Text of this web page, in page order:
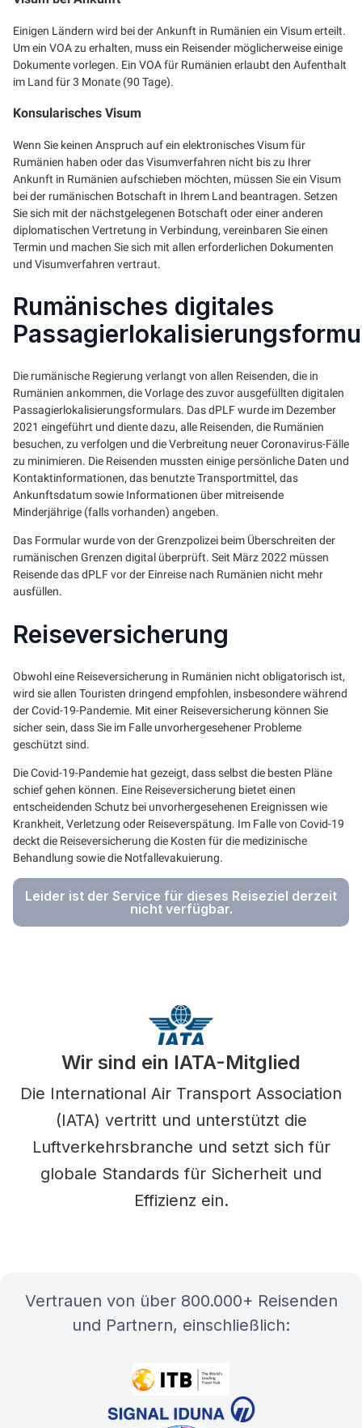
Einigen Ländern wird bei der Ankunft in Rumänien ein Visum erteilt.
Um ein VOA zu erhalten, muss ein Reisender möglicherweise einige
Dokumente vorlegen. Ein VOA für Rumänien erlaubt den Aufenthalt
im Land für 3 Monate (90 Tage).
Konsularisches Visum
Wenn Sie keinen Anspruch auf ein elektronisches Visum für
Rumänien haben oder das Visumverfahren nicht bis zu Ihrer
Ankunft in Rumänien aufschieben möchten, müssen Sie ein Visum
bei der rumänischen Botschaft in Ihrem Land beantragen. Setzen
Sie sich mit der nächstgelegenen Botschaft oder einer anderen
diplomatischen Vertretung in Verbindung, vereinbaren Sie einen
Termin und machen Sie sich mit allen erforderlichen Dokumenten
und Visumverfahren vertraut.
Rumänisches digitales
Die rumänische Regierung verlangt von allen Reisenden, die in
Rumänien ankommen, die Vorlage des zuvor ausgefüllten digitalen
Passagierlokalisierungsformulars. Das dPLF wurde im Dezember
2021 eingeführt und diente dazu, alle Reisenden, die Rumänien
besuchen, zu verfolgen und die Verbreitung neuer Coronavirus-Fälle
zu minimieren. Die Reisenden mussten einige persönliche Daten und
Kontaktinformationen, das benutzte Transportmittel, das
Ankunftsdatum sowie Informationen über mitreisende
Minderjährige (falls vorhanden) angeben.
Das Formular wurde von der Grenzpolizei beim Überschreiten der
rumänischen Grenzen digital überprüft. Seit März 2022 müssen
Reisende das dPLF vor der Einreise nach Rumänien nicht mehr
ausfüllen.
Reiseversicherung
Obwohl eine Reiseversicherung in Rumänien nicht obligatorisch ist,
wird sie allen Touristen dringend empfohlen, insbesondere während
der Covid-19-Pandemie. Mit einer Reiseversicherung können Sie
sicher sein, dass Sie im Falle unvorhergesehener Probleme
geschützt sind.
Die Covid-19-Pandemie hat gezeigt, dass selbst die besten Pläne
schief gehen können. Eine Reiseversicherung bietet einen
entscheidenden Schutz bei unvorhergesehenen Ereignissen wie
Krankheit, Verletzung oder Reiseverspätung. Im Falle von Covid-19
deckt die Reiseversicherung die Kosten für die medizinische
Behandlung sowie die Notfallevakuierung.
Leider ist der Service für dieses Reiseziel derzeit
nicht verfügbar.
Wir sind ein IATA-Mitglied
Die International Air Transport Association
(IATA) vertritt und unterstützt die
Luftverkehrsbranche und setzt sich für
globale Standards für Sicherheit und
Effizienz ein.
Vertrauen von über 800.000+ Reisenden
und Partnern, einschließlich: